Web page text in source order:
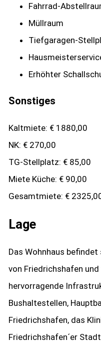
Fahrrad-
Müllraum
Tiefgaragen-
Erhöhter
Sonstiges
Kaltmiete: € 1880,00
NK: € 270,00
TG-Stellplatz: € 85,00
Miete Küche: € 90,00
Gesamtmiete: €
Lage
Das Wohnhaus
von Friedrichshafen
hervorragende
Bushaltestellen,
Friedrichshafen, das
Friedrichshafen´er